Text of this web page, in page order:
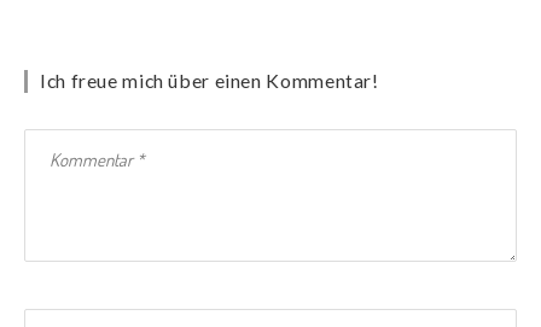
Ich freue mich über einen Kommentar!